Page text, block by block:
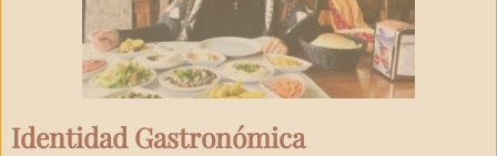
Identidad Gastronómica